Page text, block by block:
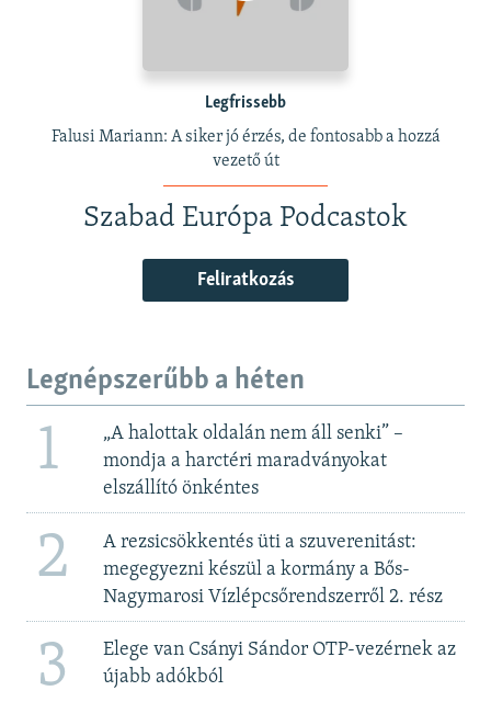
Legfrissebb
Falusi Mariann: A siker jó érzés, de fontosabb a hozzá
vezető út
Szabad Európa Podcastok
Feliratkozás
Legnépszerűbb a héten
1
„A halottak oldalán nem áll senki” –
mondja a harctéri maradványokat
elszállító önkéntes
2
A rezsicsökkentés üti a szuverenitást:
megegyezni készül a kormány a Bős-
Nagymarosi Vízlépcsőrendszerről 2. rész
3
Elege van Csányi Sándor OTP-vezérnek az
újabb adókból